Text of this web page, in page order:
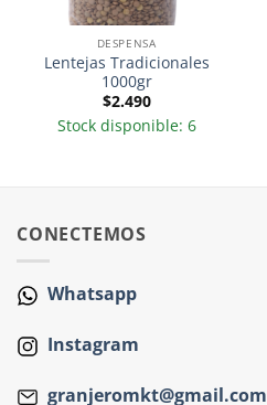
DESPENSA
Lentejas Tradicionales
1000gr
$2.490
Stock disponible: 6
CONECTEMOS
Whatsapp
Instagram
granjeromkt@gmail.com